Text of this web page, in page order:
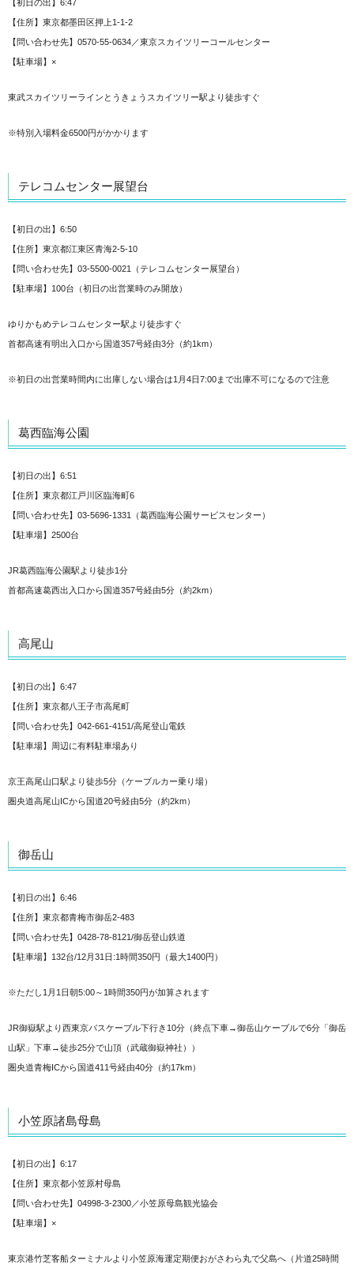
【初日の出】6:47
【住所】東京都墨田区押上1-1-2
【問い合わせ先】0570-55-0634／東京スカイツリーコールセンター
【駐車場】×
東武スカイツリーラインとうきょうスカイツリー駅より徒歩すぐ
※特別入場料金6500円がかかります
テレコムセンター展望台
【初日の出】6:50
【住所】東京都江東区青海2-5-10
【問い合わせ先】03-5500-0021（テレコムセンター展望台）
【駐車場】100台（初日の出営業時のみ開放）
ゆりかもめテレコムセンター駅より徒歩すぐ
首都高速有明出入口から国道357号経由3分（約1km）
※初日の出営業時間内に出庫しない場合は1月4日7:00まで出庫不可になるので注意
葛西臨海公園
【初日の出】6:51
【住所】東京都江戸川区臨海町6
【問い合わせ先】03-5696-1331（葛西臨海公園サービスセンター）
【駐車場】2500台
JR葛西臨海公園駅より徒歩1分
首都高速葛西出入口から国道357号経由5分（約2km）
高尾山
【初日の出】6:47
【住所】東京都八王子市高尾町
【問い合わせ先】042-661-4151/高尾登山電鉄
【駐車場】周辺に有料駐車場あり
京王高尾山口駅より徒歩5分（ケーブルカー乗り場）
圏央道高尾山ICから国道20号経由5分（約2km）
御岳山
【初日の出】6:46
【住所】東京都青梅市御岳2-483
【問い合わせ先】0428-78-8121/御岳登山鉄道
【駐車場】132台/12月31日:1時間350円（最大1400円）
※ただし1月1日朝5:00～1時間350円が加算されます
JR御嶽駅より西東京バスケーブル下行き10分（終点下車→御岳山ケーブルで6分「御岳
山駅」下車→徒歩25分で山頂（武蔵御嶽神社））
圏央道青梅ICから国道411号経由40分（約17km）
小笠原諸島母島
【初日の出】6:17
【住所】東京都小笠原村母島
【問い合わせ先】04998-3-2300／小笠原母島観光協会
【駐車場】×
東京港竹芝客船ターミナルより小笠原海運定期便おがさわら丸で父島へ（片道25時間